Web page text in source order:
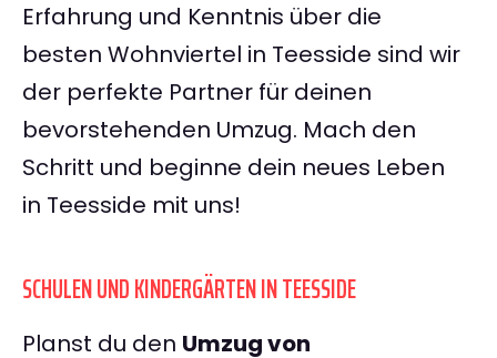
Erfahrung und Kenntnis über die
besten Wohnviertel in Teesside sind wir
der perfekte Partner für deinen
bevorstehenden Umzug. Mach den
Schritt und beginne dein neues Leben
in Teesside mit uns!
SCHULEN UND KINDERGÄRTEN IN TEESSIDE
Planst du den Umzug von